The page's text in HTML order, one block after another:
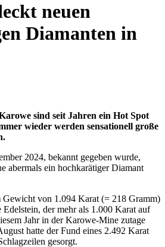
neuen
Diamanten in
sind seit Jahren ein Hot Spot
wieder werden sensationell große
2024, bekannt gegeben wurde,
abermals ein hochkarätiger Diamant
von 1.094 Karat (= 218 Gramm)
der mehr als 1.000 Karat auf
Jahr in der Karowe-Mine zutage
hatte der Fund eines 2.492 Karat
gesorgt.